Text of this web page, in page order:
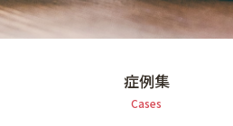
症例集
Cases